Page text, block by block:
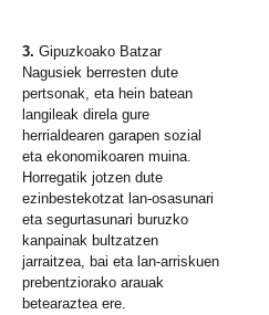
3. Gipuzkoako Batzar
Nagusiek berresten dute
pertsonak, eta hein batean
langileak direla gure
herrialdearen garapen sozial
eta ekonomikoaren muina.
Horregatik jotzen dute
ezinbestekotzat lan-osasunari
eta segurtasunari buruzko
kanpainak bultzatzen
jarraitzea, bai eta lan-arriskuen
prebentziorako arauak
betearaztea ere.